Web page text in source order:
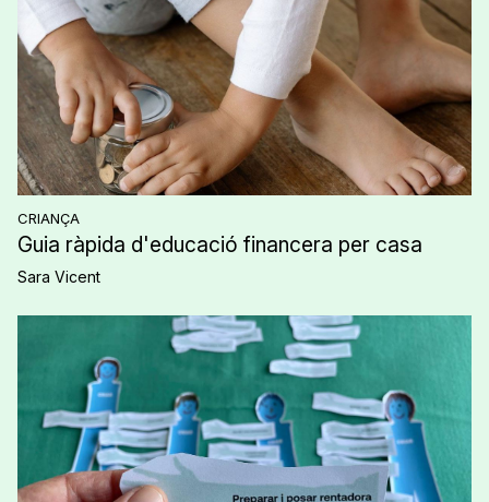
CRIANÇA
Guia ràpida d'educació financera per casa
Sara Vicent